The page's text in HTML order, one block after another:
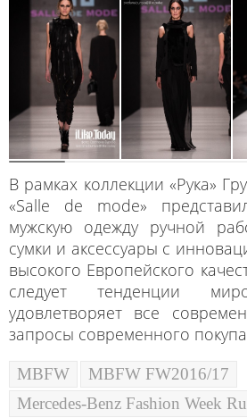
В рамках коллекции «Рука»
«Salle de mode»
мужскую одежду ручной
сумки и аксессуары с
высокого Европейского
следует тенденции
удовлетворяет все
запросы современного
MBFW
MBFW FW2016/17
Mercedes-Benz Fashion Week